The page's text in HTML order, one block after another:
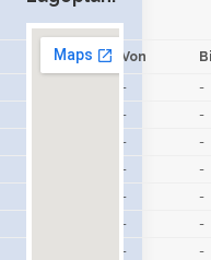
Bis Von
-
-
-
-
-
-
-
-
-
-
-
-
- -